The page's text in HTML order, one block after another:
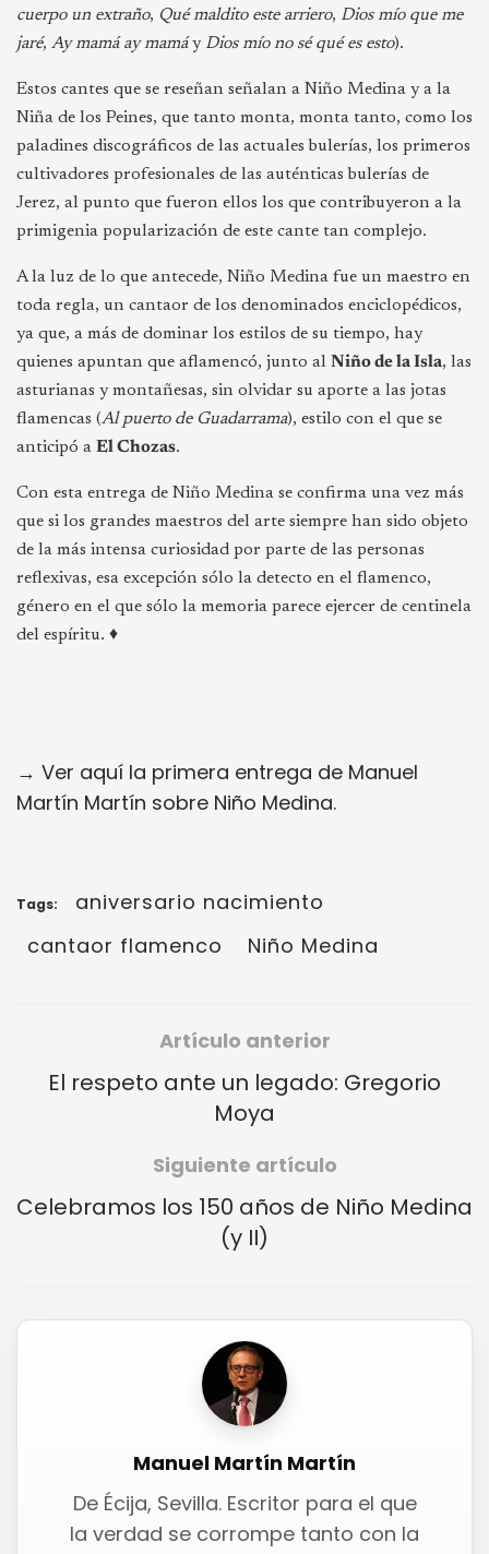
cuerpo un extraño, Qué maldito este arriero, Dios mío que me
jaré, Ay mamá ay mamáy Dios mío no sé qué es esto).
Estos cantes que se reseñan señalan a Niño Medina y a la
Niña de los Peines, que tanto monta, monta tanto, como los
paladines discográficos de las actuales bulerías, los primeros
cultivadores profesionales de las auténticas bulerías de
Jerez, al punto que fueron ellos los que contribuyeron a la
primigenia popularización de este cante tan complejo.
A la luz de lo que antecede, Niño Medina fue un maestro en
toda regla, un cantaor de los denominados enciclopédicos,
ya que, a más de dominar los estilos de su tiempo, hay
quienes apuntan que aflamencó, junto al Niño de la Isla, las
asturianas y montañesas, sin olvidar su aporte a las jotas
flamencas (Al puerto de Guadarrama), estilo con el que se
anticipó a El Chozas.
Con esta entrega de Niño Medina se confirma una vez más
que si los grandes maestros del arte siempre han sido objeto
de la más intensa curiosidad por parte de las personas
reflexivas, esa excepción sólo la detecto en el flamenco,
género en el que sólo la memoria parece ejercer de centinela
del espíritu. ♦
→ Ver aquí la primera entrega de Manuel
Martín Martín sobre Niño Medina.
Tags:
aniversario nacimiento
cantaor flamenco
Niño Medina
Artículo anterior
El respeto ante un legado: Gregorio
Moya
Siguiente artículo
Celebramos los 150 años de Niño Medina
(y II)
Manuel Martín Martín
De Écija, Sevilla. Escritor para el que
la verdad se corrompe tanto con la